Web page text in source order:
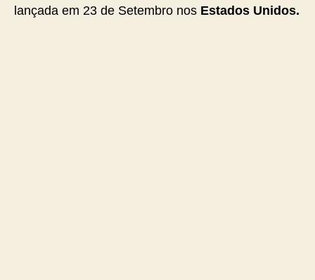
lançada em 23 de Setembro nos Estados Unidos.